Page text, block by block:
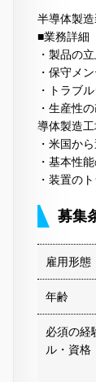
半導体製
■業務詳細
・製品の
・保守メ
・トラブ
・生産性
導体製造
・米国か
・基本性
・装置の
募集
雇用形態
年齢
必須の経
ル・資格